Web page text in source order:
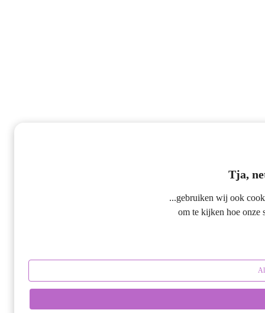
Tja,
...gebruiken wij ook
om te kijken hoe